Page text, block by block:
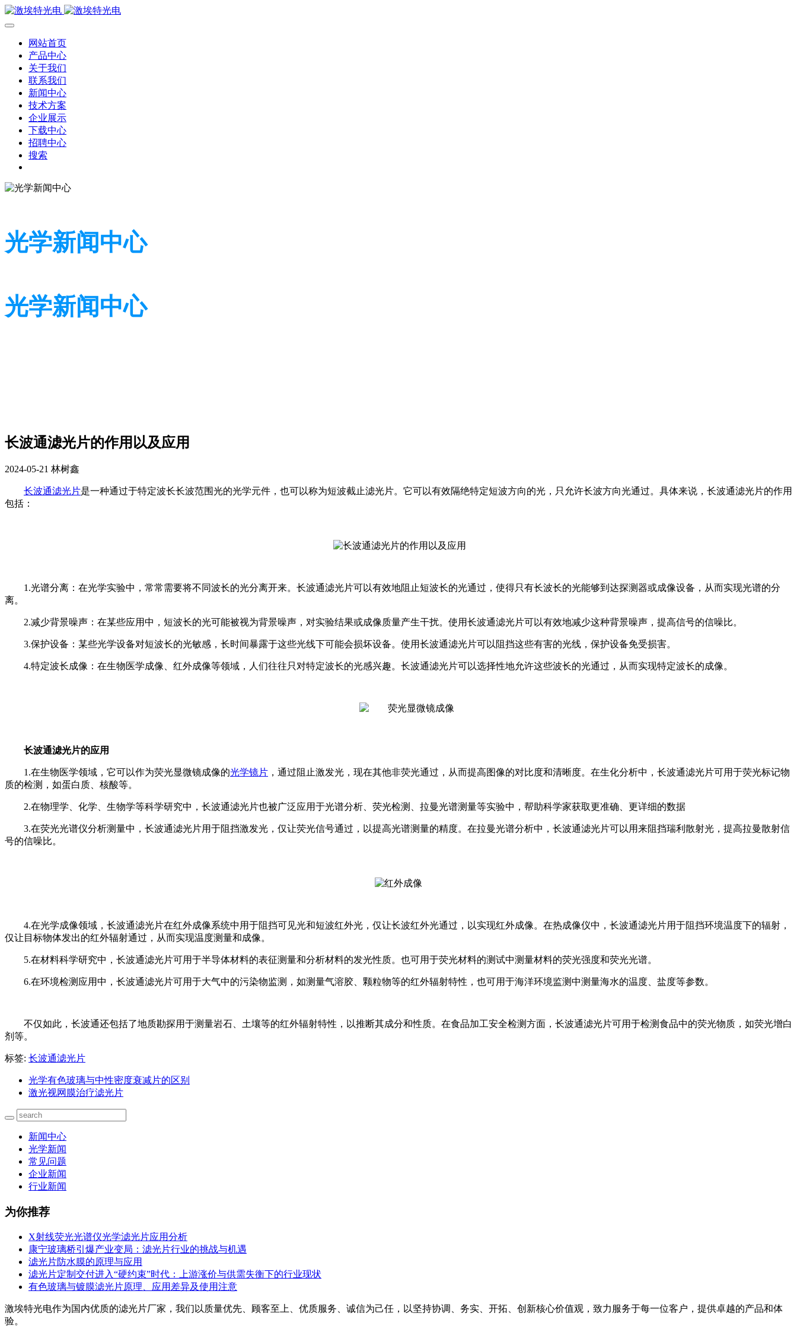
网站首页
产品中心
关于我们
联系我们
新闻中心
技术方案
企业展示
下载中心
招聘中心
搜索
光学新闻中心
光学新闻中心
长波通滤光片的作用以及应用
2024-05-21 林树鑫
长波通滤光片是一种通过于特定波长长波范围光的光学元件，也可以称为短波截止滤光片。它可以有效隔绝特定短波方向的光，只允许长波方向光通过。 具体来说，长波通滤光片的作用
包括：
1.光谱分离：在光学实验中，常常需要将不同波长的光分离开来。长波通滤光片可以有效地阻止短波长的光通过，使得只有长波长的光能够到达探测器或成像设备，从而实现光谱的分
离。
2.减少背景噪声：在某些应用中，短波长的光可能被视为背景噪声，对实验结果或成像质量产生干扰。使用长波通滤光片可以有效地减少这种背景噪声，提高信号的信噪比。
3.保护设备：某些光学设备对短波长的光敏感，长时间暴露于这些光线下可能会损坏设备。使用长波通滤光片可以阻挡这些有害的光线，保护设备免受损害。
4.特定波长成像：在生物医学成像、红外成像等领域，人们往往只对特定波长的光感兴趣。长波通滤光片可以选择性地允许这些波长的光通过，从而实现特定波长的成像。
长波通滤光片的应用
1.在生物医学领域，它可以作为荧光显微镜成像的光学镜片 ，通过阻止激发光，现在其他非荧光通过，从而提高图像的对比度和清晰度。在生化分析中，长波通滤光片可用于荧光标记物
质的检测，如蛋白质、核酸等。
2.在物理学、化学、生物学等科学研究中，长波通滤光片也被广泛应用于光谱分析、荧光检测、拉曼光谱测量等实验中，帮助科学家获取更准确、更详细的数据
3.在荧光光谱仪分析测量中，长波通滤光片用于阻挡激发光，仅让荧光信号通过，以提高光谱测量的精度。在拉曼光谱分析中，长波通滤光片可以用来阻挡瑞利散射光，提高拉曼散射信
号的信噪比。
4.在光学成像领域，长波通滤光片在红外成像系统中用于阻挡可见光和短波红外光，仅让长波红外光通过，以实现红外成像。在热成像仪中，长波通滤光片用于阻挡环境温度下的辐射，
仅让目标物体发出的红外辐射通过，从而实现温度测量和成像。
5.在材料科学研究中，长波通滤光片可用于半导体材料的表征测量和分析材料的发光性质。也可用于荧光材料的测试中测量材料的荧光强度和荧光光谱。
6.在环境检测应用中，长波通滤光片可用于大气中的污染物监测，如测量气溶胶、颗粒物等的红外辐射特性，也可用于海洋环境监测中测量海水的温度、盐度等参数。
不仅如此，长波通还包括了地质勘探用于测量岩石、土壤等的红外辐射特性，以推断其成分和性质。在食品加工安全检测方面，长波通滤光片可用于检测食品中的荧光物质，如荧光增白
剂等。
标签: 长波通滤光片
光学有色玻璃与中性密度衰减片的区别
激光视网膜治疗滤光片
新闻中心
光学新闻
常见问题
企业新闻
行业新闻
为你推荐
X射线荧光光谱仪光学滤光片应用分析
康宁玻璃桥引爆产业变局：滤光片行业的挑战与机遇
滤光片防水膜的原理与应用
滤光片定制交付进入“硬约束”时代：上游涨价与供需失衡下的行业现状
有色玻璃与镀膜滤光片原理、应用差异及使用注意
激埃特光电作为国内优质的滤光片厂家，我们以质量优先、顾客至上、优质服务、诚信为己任，以坚持协调、务实、开拓、创新核心价值观，致力服务于每一位客户，提供卓越的产品和体
验。